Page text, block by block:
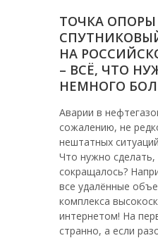
ТОЧКА ОПОРЫ
НА
– ВСЁ, ЧТО
НЕМНОГО
Аварии в
сожалению, не
нештатных
Что нужно
сокращалось?
все удалённые
комплекса
интернетом! На
странно, а если